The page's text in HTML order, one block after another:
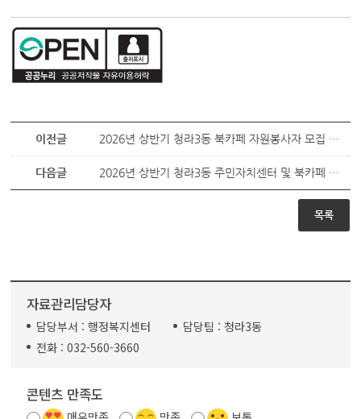
이전글 2026년 상반기 청라3동 북카페 자원봉사자 모집 공고
다음글 2026년 상반기 청라3동 주민자치센터 및 북카페 자원봉사자 모집 재공고
목록
자료관리담당자
담당부서 : 행정복지센터 담당팀 : 청라3동
전화 : 032-560-3660
콘텐츠 만족도